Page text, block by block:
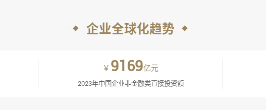
企业全球化趋势
￥ 9169亿元
2023年中国企业非金融类直接投资额